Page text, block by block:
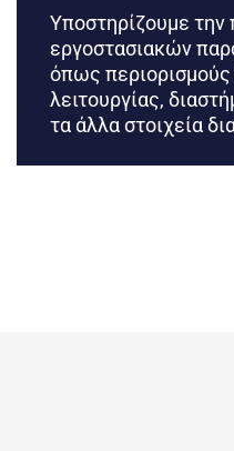
Υποστηρίζουμε
εργοστασιακών
όπως περιορισμούς
λειτουργίας,
τα άλλα στοιχεία